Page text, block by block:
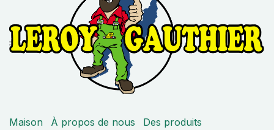
Maison À propos de nous
Des produits